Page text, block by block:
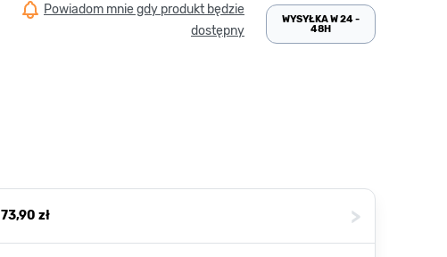
Powiadom mnie gdy produkt będzie
dostępny
WYSYŁKA W 24 -
48H
73,90 zł >